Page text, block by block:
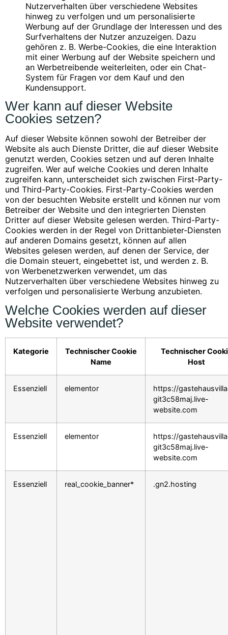
Nutzerverhalten über verschiedene Websites
hinweg zu verfolgen und um personalisierte
Werbung auf der Grundlage der Interessen und des
Surfverhaltens der Nutzer anzuzeigen. Dazu
gehören z. B. Werbe-Cookies, die eine Interaktion
mit einer Werbung auf der Website speichern und
an Werbetreibende weiterleiten, oder ein Chat-
System für Fragen vor dem Kauf und den
Kundensupport.
Wer kann auf dieser Website
Cookies setzen?
Auf dieser Website können sowohl der Betreiber der
Website als auch Dienste Dritter, die auf dieser Website
genutzt werden, Cookies setzen und auf deren Inhalte
zugreifen. Wer auf welche Cookies und deren Inhalte
zugreifen kann, unterscheidet sich zwischen First-Party-
und Third-Party-Cookies. First-Party-Cookies werden
von der besuchten Website erstellt und können nur vom
Betreiber der Website und den integrierten Diensten
Dritter auf dieser Website gelesen werden. Third-Party-
Cookies werden in der Regel von Drittanbieter-Diensten
auf anderen Domains gesetzt, können auf allen
Websites gelesen werden, auf denen der Service, der
die Domain steuert, eingebettet ist, und werden z. B.
von Werbenetzwerken verwendet, um das
Nutzerverhalten über verschiedene Websites hinweg zu
verfolgen und personalisierte Werbung anzubieten.
Welche Cookies werden auf dieser
Website verwendet?
Kategorie
Technischer Cookie
Name
Technischer
Host
Essenziell elementor
https://
git3c58maj.live-
website.com
Essenziell elementor
https://
git3c58maj.live-
website.com
Essenziell real_cookie_banner* .gn2.hosting